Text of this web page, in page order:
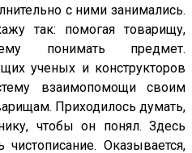
с ними занимались.
так: помогая товарищу,
понимать предмет.
ученых и конструкторов
взаимопомощи своим
Приходилось думать,
чтобы он понял. Здесь
Оказывается,